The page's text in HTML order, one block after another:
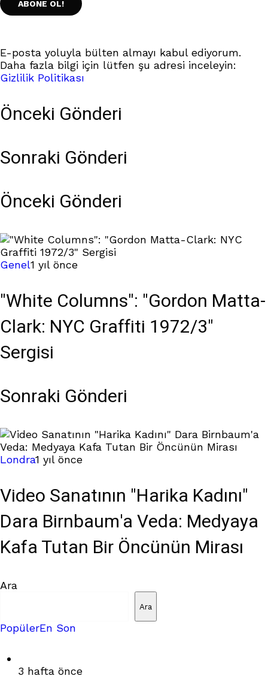
E-posta yoluyla bülten almayı kabul ediyorum.
Daha fazla bilgi için lütfen şu adresi inceleyin:
Gizlilik Politikası
Önceki Gönderi
Sonraki Gönderi
Önceki Gönderi
Genel1 yıl önce
"White Columns": "Gordon Matta-
Clark: NYC Graffiti 1972/3"
Sergisi
Sonraki Gönderi
Londra1 yıl önce
Video Sanatının "Harika Kadını"
Dara Birnbaum'a Veda: Medyaya
Kafa Tutan Bir Öncünün Mirası
Ara
Ara
PopülerEn Son
3 hafta önce